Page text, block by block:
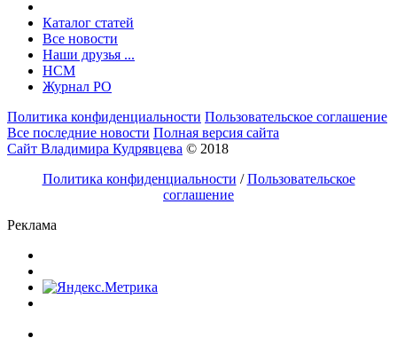
Каталог статей
Все новости
Наши друзья ...
HCM
Журнал РО
Политика конфиденциальности Пользовательское соглашение
Все последние новости Полная версия сайта
Сайт Владимира Кудрявцева © 2018
Политика конфиденциальности /Пользовательское
соглашение
Реклама